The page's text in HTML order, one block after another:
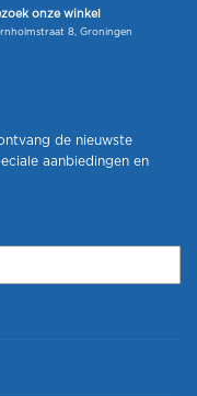
onze winkel
8, Groningen
de nieuwste
aanbiedingen en